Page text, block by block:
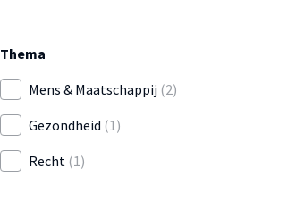
Thema
Mens & Maatschappij (2)
Gezondheid (1)
Recht (1)